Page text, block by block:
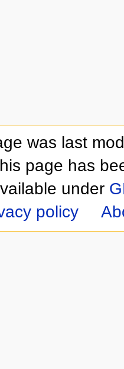
was last
page has
under
policy